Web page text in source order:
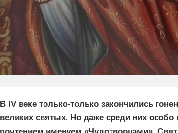
В IV веке только-только закончились
великих святых. Но даже среди них
почтением именуем «Чудотворцами».